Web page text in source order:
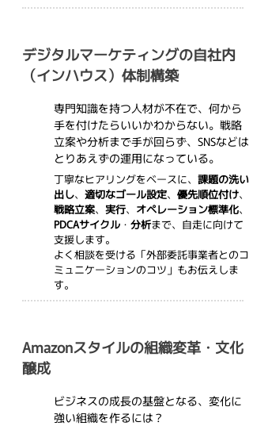
デジタルマーケティングの自社内
（インハウス）体制構築
専門知識を持つ人材が不在で、何から
手を付けたらいいかわからない。戦略
立案や分析まで手が回らず、SNSなどは
とりあえずの運用になっている。
丁寧なヒアリングをベースに、 課題の洗い
出し、 適切なゴール設定、 優先順位付け、
戦略立案、 実行、 オペレーション標準化、
PDCAサイクル ・ 分析まで、自走に向けて
支援します。
よく相談を受ける「外部委託事業者とのコ
ミュニケーションのコツ」もお伝えしま
す。
Amazonスタイルの組織変革・文化
醸成
ビジネスの成長の基盤となる、変化に
強い組織を作るには？